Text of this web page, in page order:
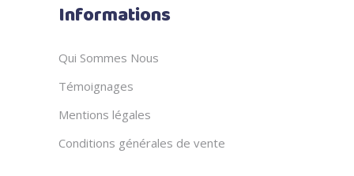
Informations
Qui Sommes Nous
Témoignages
Mentions légales
Conditions générales de vente